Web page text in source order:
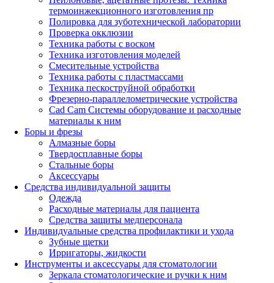
термоинжекционного изготовления пр
Полировка для зуботехнической лаборатории
Проверка окклюзии
Техника работы с воском
Техника изготовления моделей
Смесительные устройства
Техника работы с пластмассами
Техника пескоструйной обработки
Фрезерно-параллелометрические устройства
Cad Cam Системы оборудование и расходные
материалы к ним
Боры и фрезы
Алмазные боры
Твердосплавные боры
Стальные боры
Аксессуары
Средства индивидуальной защиты
Одежда
Расходные материалы для пациента
Средства защиты медперсонала
Индивидуальные средства профилактики и ухода
Зубные щетки
Ирригаторы, жидкости
Инструменты и аксессуары для стоматологии
Зеркала стоматологические и ручки к ним